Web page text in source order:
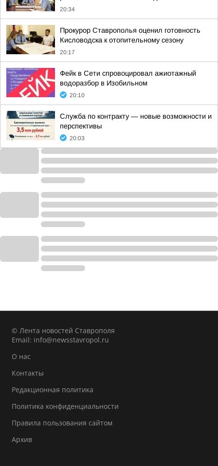
20:34
Прокурор Ставрополья оценил готовность
Кисловодска к отопительному сезону
20:17
Фейк в Сети спровоцировал ажиотажный
водоразбор в Изобильном
20:10
Служба по контракту — новые возможности и
перспективы
20:03
© Лента новостей Ставрополя
Email: info@newsstavropol.ru
О нас
Контакты
Редакционная политика
Политика конфиденциальности
Правила пользования сайтом
Архив